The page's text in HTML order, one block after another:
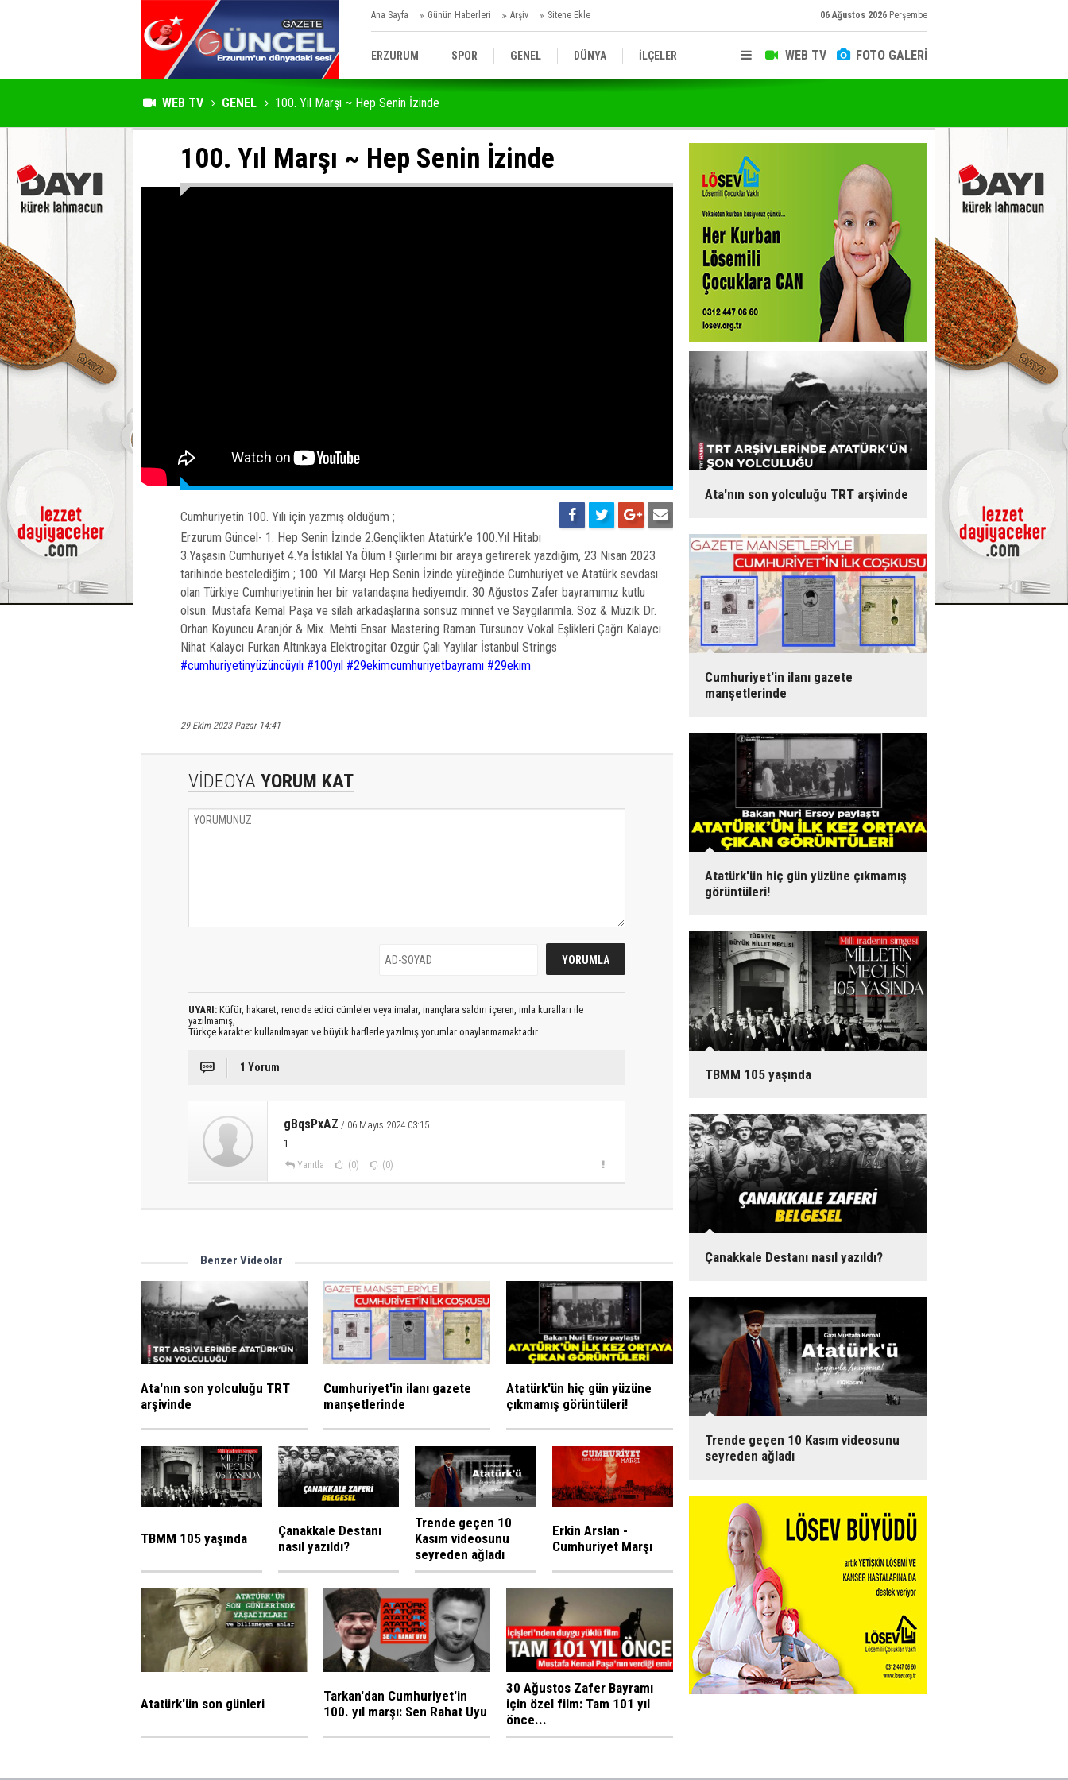
Ana Sayfa Günün Haberleri Arşiv Sitene Ekle 06 Ağustos 2026 Perşembe
WEB TV FOTO GALERİ
ERZURUM SPOR GENEL DÜNYA İLÇELER
BÖLGE
WEB TV GENEL 100. Yıl Marşı ~ Hep Senin İzinde
100. Yıl Marşı ~ Hep Senin İzinde
Cumhuriyetin 100. Yılı için yazmış olduğum ;
Erzurum Güncel- 1. Hep Senin İzinde 2.Gençlikten Atatürk’e 100.Yıl Hitabı
3.Yaşasın Cumhuriyet 4.Ya İstiklal Ya Ölüm ! Şiirlerimi bir araya getirerek yazdığım, 23 Nisan 2023
tarihinde bestelediğim ; 100. Yıl Marşı Hep Senin İzinde yüreğinde Cumhuriyet ve Atatürk sevdası
olan Türkiye Cumhuriyetinin her bir vatandaşına hediyemdir. 30 Ağustos Zafer bayramımız kutlu
olsun. Mustafa Kemal Paşa ve silah arkadaşlarına sonsuz minnet ve Saygılarımla. Söz & Müzik Dr.
Orhan Koyuncu Aranjör & Mix. Mehti Ensar Mastering Raman Tursunov Vokal Eşlikleri Çağrı Kalaycı
Nihat Kalaycı Furkan Altınkaya Elektrogitar Özgür Çalı Yaylılar İstanbul Strings
#cumhuriyetinyüzüncüyılı #100yıl #29ekimcumhuriyetbayramı #29ekim
29 Ekim 2023 Pazar 14:41
VİDEOYA YORUM KAT
UYARI: Küfür, hakaret, rencide edici cümleler veya imalar, inançlara saldırı içeren, imla kuralları ile
yazılmamış,
Türkçe karakter kullanılmayan ve büyük harflerle yazılmış yorumlar onaylanmamaktadır.
1 Yorum
gBqsPxAZ / 06 Mayıs 2024 03:15
1
Yanıtla (0) (0)
Benzer Videolar
Ata'nın son yolculuğu TRT
arşivinde
Cumhuriyet'in ilanı gazete
manşetlerinde
Atatürk'ün hiç gün yüzüne
çıkmamış görüntüleri!
TBMM 105 yaşında
Çanakkale Destanı
nasıl yazıldı?
Trende geçen 10
Kasım videosunu
seyreden ağladı
Erkin Arslan -
Cumhuriyet Marşı
Atatürk'ün son günleri
Tarkan'dan Cumhuriyet'in
100. yıl marşı: Sen Rahat Uyu
30 Ağustos Zafer Bayramı
için özel film: Tam 101 yıl
önce...
Ata'nın son yolculuğu TRT arşivinde
Cumhuriyet'in ilanı gazete
manşetlerinde
Atatürk'ün hiç gün yüzüne çıkmamış
görüntüleri!
TBMM 105 yaşında
Çanakkale Destanı nasıl yazıldı?
Trende geçen 10 Kasım videosunu
seyreden ağladı